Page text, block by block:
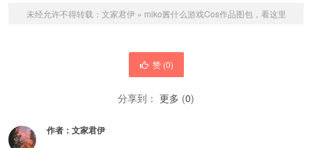
未经允许不得转载： 文家君伊» miko酱什么游戏Cos作品图包，看这里
赞 (0)
分享到： 更多 (0)
作者： 文家君伊